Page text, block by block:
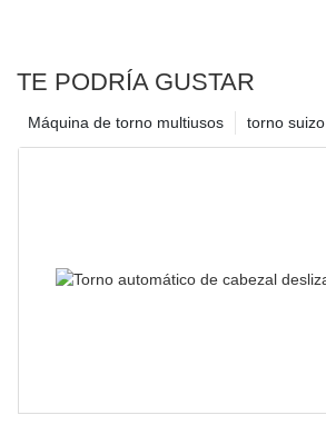
TE PODRÍA GUSTAR
torno suizo
Máquina de torno multiusos